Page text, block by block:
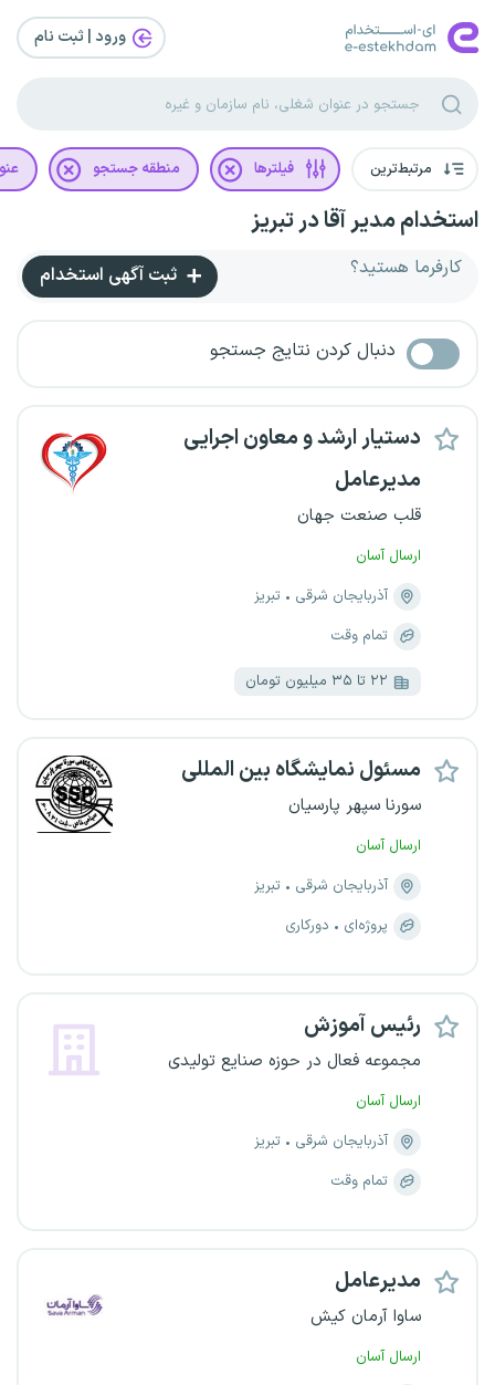
ورود | ثبت‌ نام
مرتبط‌ترین فیلترها منطقه جستجو
استخدام مدیر آقا در تبریز
کارفرما هستید؟ ثبت آگهی استخدام
دنبال کردن نتایج جستجو
دستیار ارشد و معاون اجرایی
مدیرعامل
قلب صنعت جهان
ارسال آسان
آذربایجان شرقی
تبریز
تمام وقت
۲۲ تا ۳۵ میلیون تومان
مسئول نمایشگاه بین المللی
سورنا سپهر پارسیان
ارسال آسان
آذربایجان شرقی
تبریز
پروژه‌ای
دورکاری
رئیس آموزش
مجموعه فعال در حوزه صنایع تولیدی
ارسال آسان
آذربایجان شرقی
تبریز
تمام وقت
مدیرعامل
ساوا آرمان کیش
ارسال آسان